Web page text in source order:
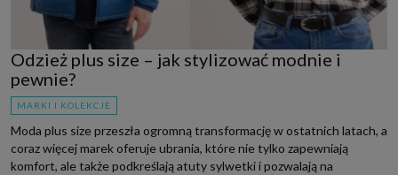
Odzież plus size – jak stylizować modnie i
pewnie?
MARKI I KOLEKCJE
Moda plus size przeszła ogromną transformację w ostatnich latach, a
coraz więcej marek oferuje ubrania, które nie tylko zapewniają
komfort, ale także podkreślają atuty sylwetki i pozwalają na